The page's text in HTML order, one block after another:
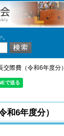
交際費（令和6年度分）
和6年度分）